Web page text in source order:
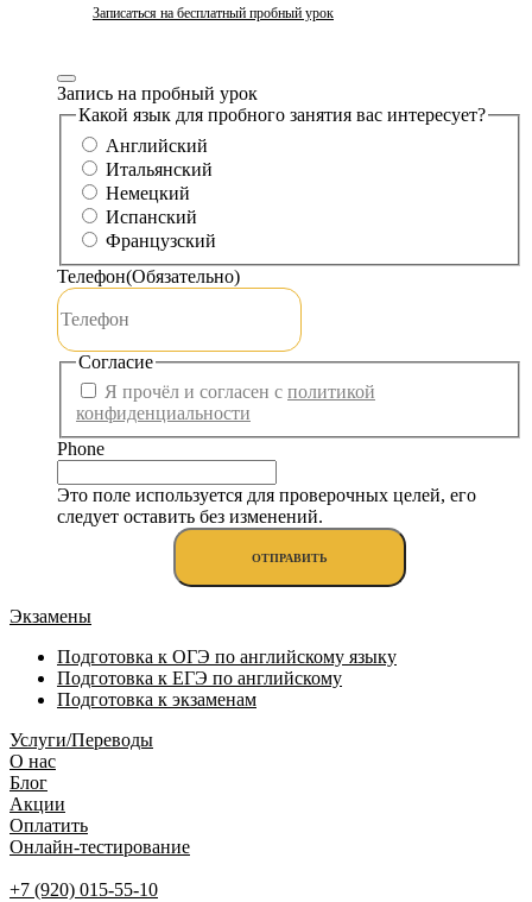
Записаться на бесплатный пробный урок
Запись на пробный урок
Какой язык для пробного занятия вас интересует?
Английский
Итальянский
Немецкий
Испанский
Французский
Телефон(Обязательно)
Согласие
Я прочёл и согласен с политикой
конфиденциальности
Phone
Это поле используется для проверочных целей, его
следует оставить без изменений.
Экзамены
Подготовка к ОГЭ по английскому языку
Подготовка к ЕГЭ по английскому
Подготовка к экзаменам
Услуги/Переводы
О нас
Блог
Акции
Оплатить
Онлайн-тестирование
+7 (920) 015-55-10